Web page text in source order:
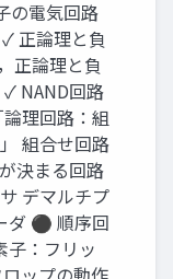
の電気回路
正論理と負
正論理と負
NAND回路
理回路：組
組合せ回路
決まる回路
デマルチプ
ダ ⚫ 順序回
子：フリッ